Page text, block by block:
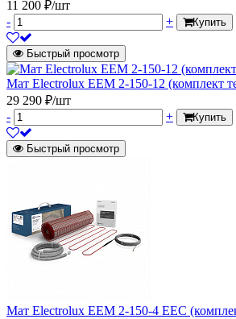
11 200 ₽/шт
-
+ Купить
Быстрый просмотр
Мат Electrolux EEM 2-150-12 (комплект
29 290 ₽/шт
-
+ Купить
Быстрый просмотр
Мат Electrolux EEM 2-150-4 EEC